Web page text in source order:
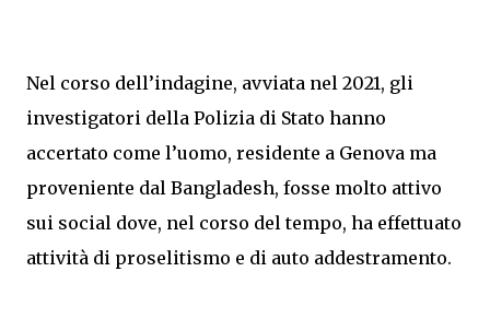
Nel corso dell’indagine, avviata nel 2021, gli
investigatori della Polizia di Stato hanno
accertato come l’uomo, residente a Genova ma
proveniente dal Bangladesh, fosse molto attivo
sui social dove, nel corso del tempo, ha effettuato
attività di proselitismo e di auto addestramento.